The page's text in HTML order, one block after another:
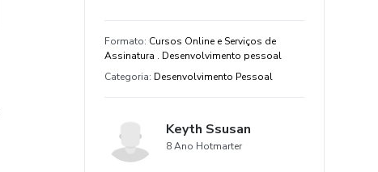
Estude do seu jeito e em qualquer
dispositivo
Formato: Cursos Online e Serviços de
Assinatura . Desenvolvimento pessoal
Categoria: Desenvolvimento Pessoal
Keyth Ssusan
8 Ano Hotmarter